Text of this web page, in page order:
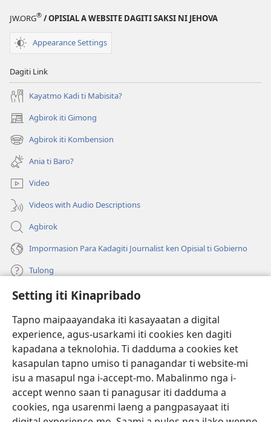
Setting iti Kinapribado
Tapno maipaayandaka iti kasayaatan a digital
experience, agus-usarkami iti cookies ken dagiti
kapadana a teknolohia. Ti dadduma a cookies ket
kasapulan tapno umiso ti panagandar ti website-mi
isu a masapul nga i-accept-mo. Mabalinmo nga i-
accept wenno saan ti panagusar iti dadduma a
cookies, nga usarenmi laeng a pangpasayaat iti
JW.ORG® / OPISIAL A WEBSITE DAGITI SAKSI NI JEHOVA
Appearance Settings
Dagiti Link
Kayatmo Kadi ti Mabisita?
Agbirok iti Gimong
(manglukat
iti
baro
window)
Agbirok iti Kombension
(manglukat
iti
baro
a
window)
Ania ti Baro?
Video
Videos with Audio Descriptions
Agbirok
Impormasion Para Kadagiti Journalist ken Opisial ti Gobierno
Tulong
Donasion
(manglukat
iti
baro
a
window)
Watchtower ONLINE A LIBRARIA
(manglukat
iti
baro
a
JW Hub ®
(manglukat
iti
baro
window)
JW Library
Watchtower Library